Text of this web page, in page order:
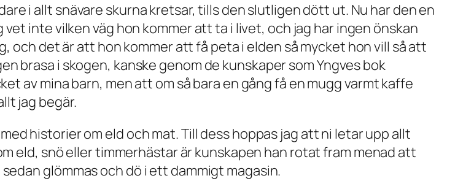
i allt snävare skurna kretsar, tills den slutligen dött ut. Nu har den en
inte vilken väg hon kommer att ta i livet, och jag har ingen önskan
det är att hon kommer att få peta i elden så mycket hon vill så att
brasa i skogen, kanske genom de kunskaper som Yngves bok
av mina barn, men att om så bara en gång få en mugg varmt kaffe
jag begär.
historier om eld och mat. Till dess hoppas jag att ni letar upp allt
eld, snö eller timmerhästar är kunskapen han rotat fram menad att
glömmas och dö i ett dammigt magasin.